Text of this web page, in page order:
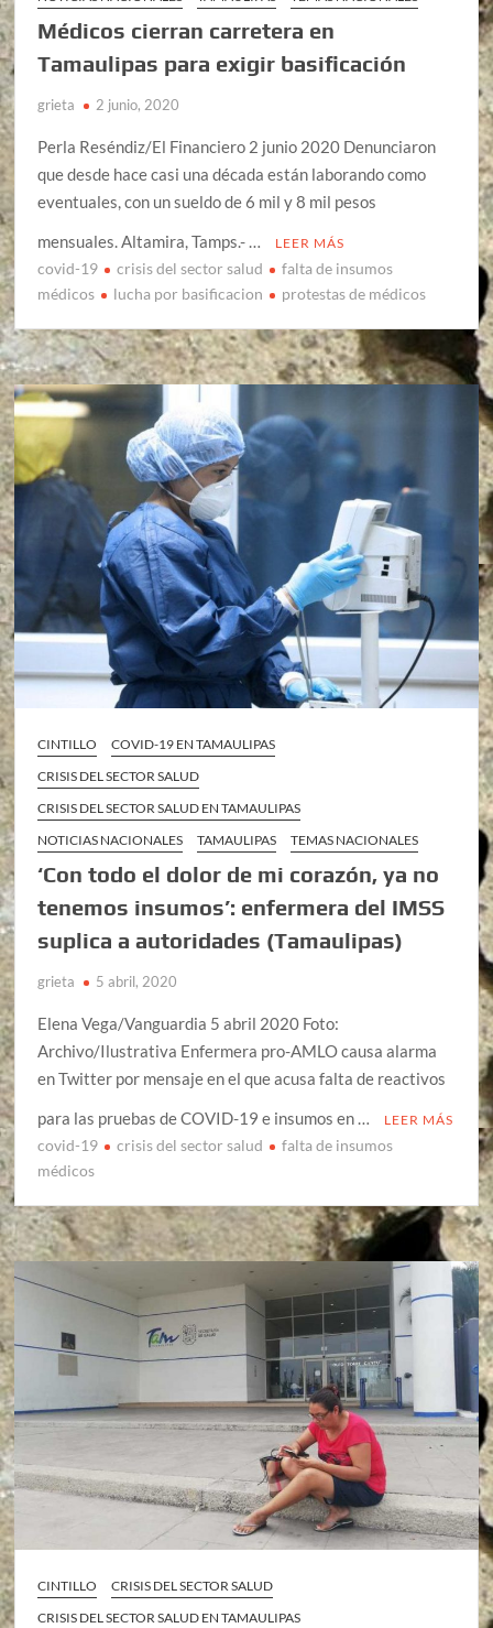
Médicos cierran carretera en
Tamaulipas para exigir basificación
grieta 2 junio, 2020
Perla Reséndiz/El Financiero 2 junio 2020 Denunciaron
que desde hace casi una década están laborando como
eventuales, con un sueldo de 6 mil y 8 mil pesos
mensuales. Altamira, Tamps.- …
LEER MÁS
covid-19 crisis del sector salud
falta de insumos
médicos
lucha por basificacion protestas de médicos
CINTILLO
COVID-19 EN TAMAULIPAS
CRISIS DEL SECTOR SALUD
CRISIS DEL SECTOR SALUD EN TAMAULIPAS
NOTICIAS NACIONALES
TAMAULIPAS TEMAS NACIONALES
‘Con todo el dolor de mi corazón, ya no
tenemos insumos’: enfermera del IMSS
suplica a autoridades (Tamaulipas)
grieta 5 abril, 2020
Elena Vega/Vanguardia 5 abril 2020 Foto:
Archivo/Ilustrativa Enfermera pro-AMLO causa alarma
en Twitter por mensaje en el que acusa falta de reactivos
para las pruebas de COVID-19 e insumos en …
LEER MÁS
covid-19 crisis del sector salud
falta de insumos
médicos
CINTILLO
CRISIS DEL SECTOR SALUD
CRISIS DEL SECTOR SALUD EN TAMAULIPAS